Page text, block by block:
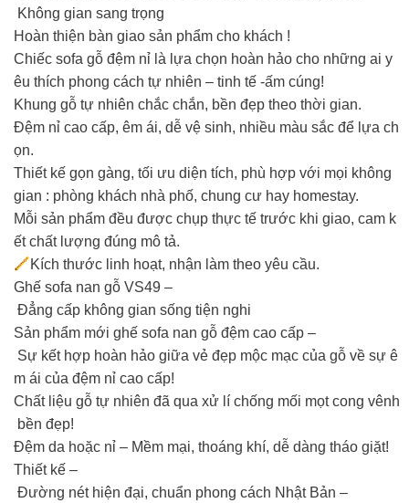
Không gian sang trọng
Hoàn thiện bàn giao sản phẩm cho khách !
️Chiếc sofa gỗ đệm nỉ là lựa chọn hoàn hảo cho những ai y
êu thích phong cách tự nhiên – tinh tế -ấm cúng!
Khung gỗ tự nhiên chắc chắn, bền đẹp theo thời gian.
Đệm nỉ cao cấp, êm ái, dễ vệ sinh, nhiều màu sắc để lựa ch
ọn.
Thiết kế gọn gàng, tối ưu diện tích, phù hợp với mọi không
gian : phòng khách nhà phố, chung cư hay homestay.
Mỗi sản phẩm đều được chụp thực tế trước khi giao, cam k
ết chất lượng đúng mô tả.
Kích thước linh hoạt, nhận làm theo yêu cầu.
Ghế sofa nan gỗ VS49 –
Đẳng cấp không gian sống tiện nghi
Sản phẩm mới ghế sofa nan gỗ đệm cao cấp –
Sự kết hợp hoàn hảo giữa vẻ đẹp mộc mạc của gỗ về sự ê
m ái của đệm nỉ cao cấp!
️Chất liệu gỗ tự nhiên đã qua xử lí chống mối mọt cong vênh
bền đẹp!
️Đệm da hoặc nỉ – Mềm mại, thoáng khí, dễ dàng tháo giặt!
️Thiết kế –
Đường nét hiện đại, chuẩn phong cách Nhật Bản –